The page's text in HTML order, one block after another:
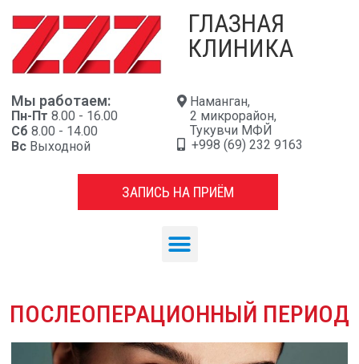
ГЛАЗНАЯ
КЛИНИКА
Мы работаем:
Пн-Пт8.00 - 16.00
Сб8.00 - 14.00
Вс Выходной
Наманган,
2 микрорайон,
Тукувчи МФЙ
+998 (69) 232 9163
ЗАПИСЬ НА ПРИЁМ
ПОСЛЕОПЕРАЦИОННЫЙ ПЕРИОД